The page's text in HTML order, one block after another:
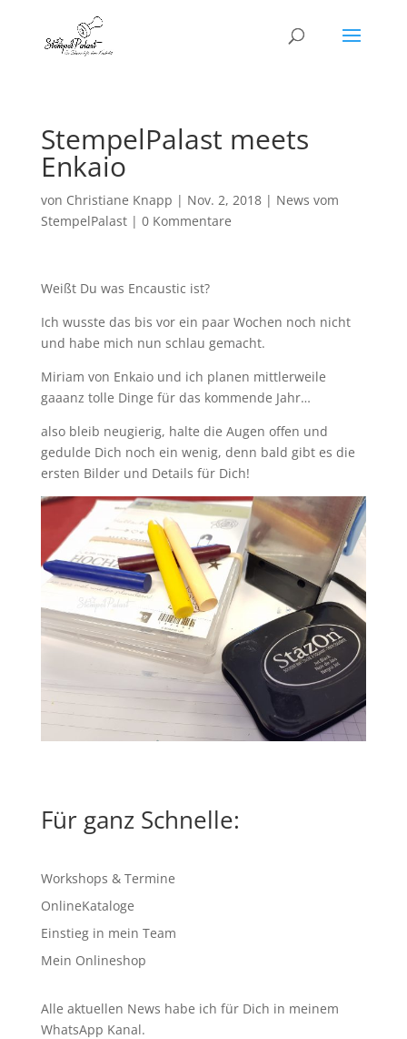
StempelPalast meets
Enkaio
von Christiane Knapp | Nov. 2, 2018| News vom
StempelPalast| 0 Kommentare
Weißt Du was Encaustic ist?
Ich wusste das bis vor ein paar Wochen noch nicht
und habe mich nun schlau gemacht.
Miriam von Enkaio und ich planen mittlerweile
gaaanz tolle Dinge für das kommende Jahr…
also bleib neugierig, halte die Augen offen und
gedulde Dich noch ein wenig, denn bald gibt es die
ersten Bilder und Details für Dich!
Für ganz Schnelle:
Workshops & Termine
OnlineKataloge
Einstieg in mein Team
Mein Onlineshop
Alle aktuellen News habe ich für Dich in meinem
WhatsApp Kanal.